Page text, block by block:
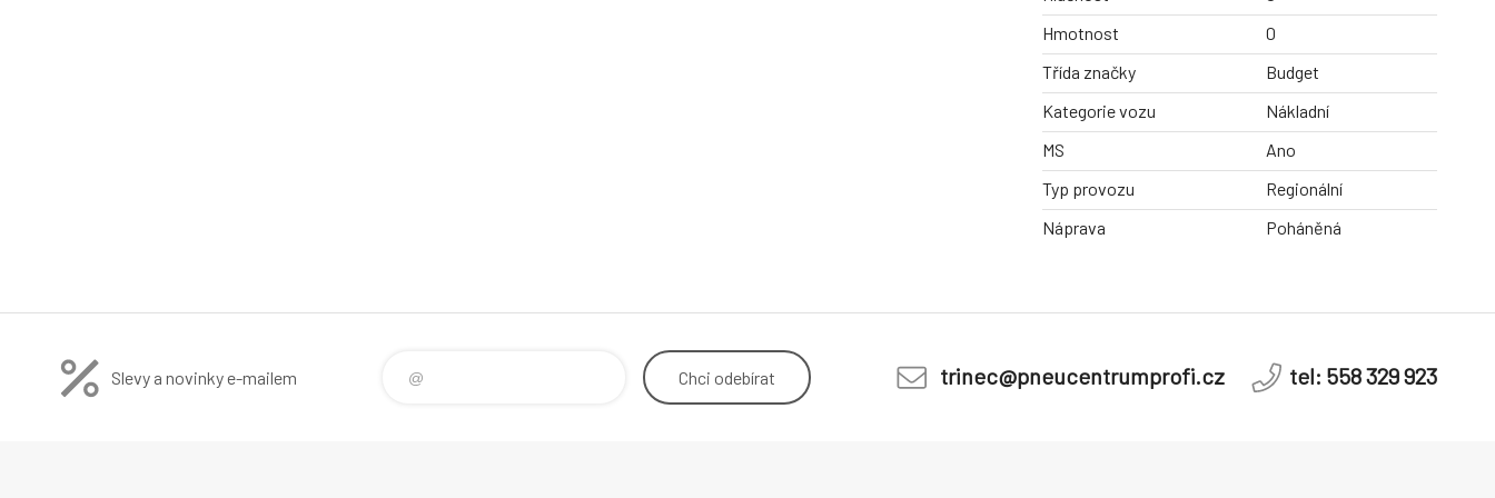
Hmotnost
0
Třída značky
Budget
Kategorie vozu
Nákladní
MS
Ano
Typ provozu
Regionální
Náprava
Poháněná
Slevy a novinky e-mailem Chci odebírat trinec@pneucentrumprofi.cz tel: 558 329 923